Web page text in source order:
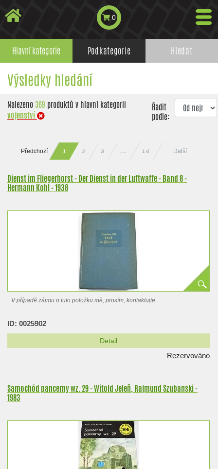
0
Hlavní kategorie Podkategorie Hledat
Výsledky hledání
Nalezeno 369 produktů v hlavní kategorii
vojenství
Řadit
podle:
Předchozí 1 2 3 … 14 Další
Dienst im Fliegerhorst - Der Dienst in der Luftwaffe - Band 8 -
Hermann Kohl - 1938
V případě zájmu o tuto položku mě, prosím, kontaktujte.
ID: 0025902
Detail
Rezervováno
Samochód pancerny wz. 29 - Witold Jeleň, Rajmund Szubanski -
1983